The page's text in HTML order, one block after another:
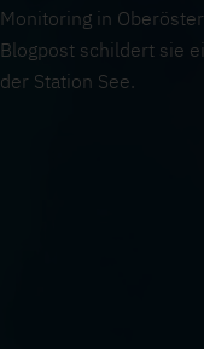
Monitoring in
Blogpost schildert sie
der Station See.